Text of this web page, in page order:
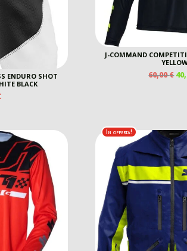
ENDURO SHOT
BLACK
J-COMMAND
60,00€ IL
In offerta!